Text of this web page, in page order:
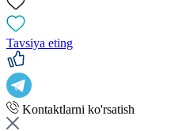
Tavsiya eting
Kontaktlarni ko'rsatish